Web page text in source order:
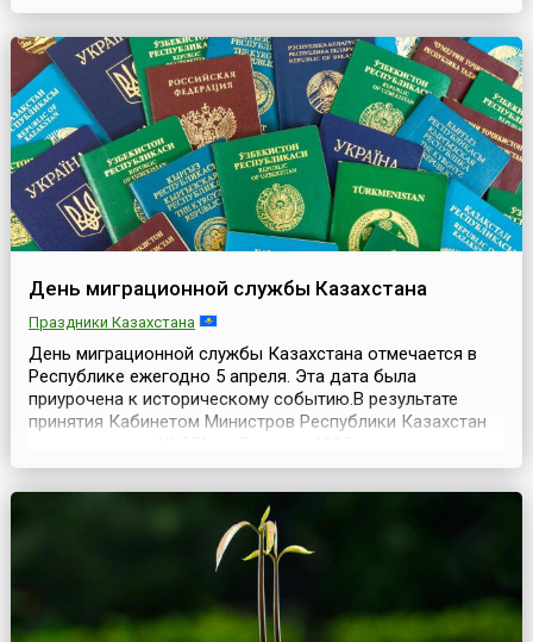
оплодотворяет землю (инь), зарождается новая жизнь.
В день Цин Мин, который является государственных
выходным днем, празднично одетые люди гуля...
День миграционной службы Казахстана
Праздники Казахстана
День миграционной службы Казахстана отмечается в
Республике ежегодно 5 апреля. Эта дата была
приурочена к историческому событию.В результате
принятия Кабинетом Министров Республики Казахстан
«Положения о паспортной системе в Республике
Казахстан» — была реорганизована паспортно-визовая
служба Республики. Реорганизация явилась прямым
следствием измене...